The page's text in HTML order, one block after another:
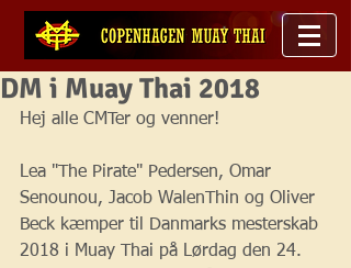
DM i Muay Thai 2018
Hej alle CMTer og venner!
Lea "The Pirate" Pedersen, Omar
Senounou, Jacob WalenThin og Oliver
Beck kæmper til Danmarks mesterskab
2018 i Muay Thai på Lørdag den 24.